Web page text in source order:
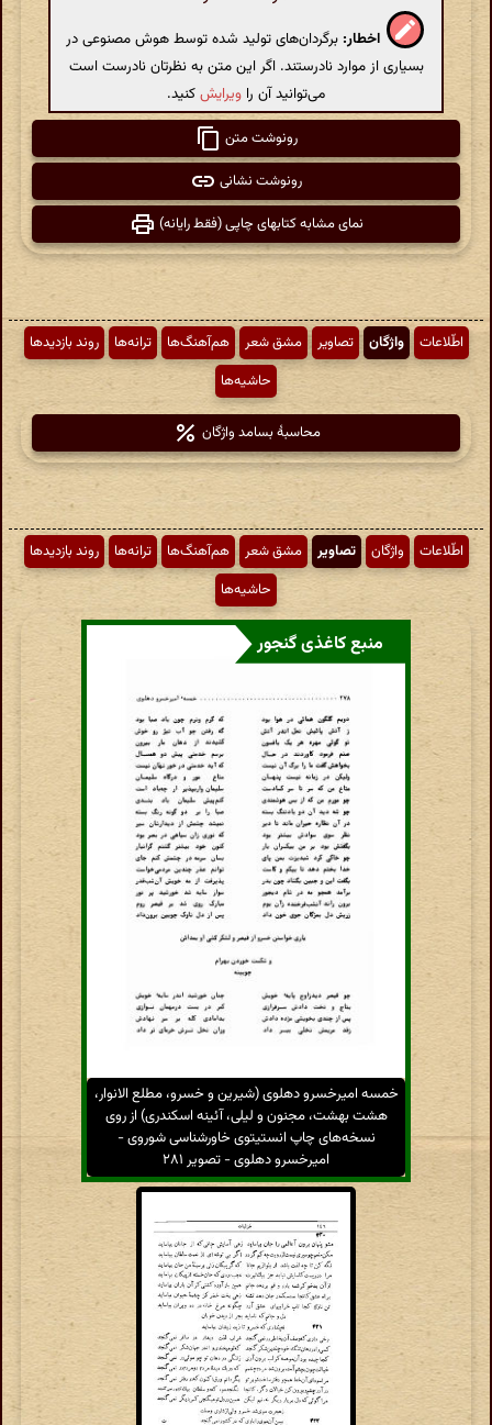
اخطار: برگردان‌های تولید شده توسط هوش مصنوعی در
بسیاری از موارد نادرستند. اگر این متن به نظرتان نادرست است
می‌توانید آن را ویرایشکنید.
رونوشت متن
رونوشت نشانی
نمای مشابه کتابهای چاپی (فقط رایانه)
اطّلاعات واژگان تصاویر مشق شعر هم‌آهنگ‌ها ترانه‌ها
روند بازدیدها
حاشیه‌ها
محاسبهٔ بسامد واژگان
اطّلاعات واژگان تصاویر مشق شعر هم‌آهنگ‌ها ترانه‌ها
روند بازدیدها
حاشیه‌ها
منبع کاغذی گنجور
خمسه امیرخسرو دهلوی (شیرین و خسرو، مطلع الانوار،
هشت بهشت، مجنون و لیلی، آئینه اسکندری) از روی
نسخه‌های چاپ انستیتوی خاورشناسی شوروی -
امیرخسرو دهلوی - تصویر ۲۸۱